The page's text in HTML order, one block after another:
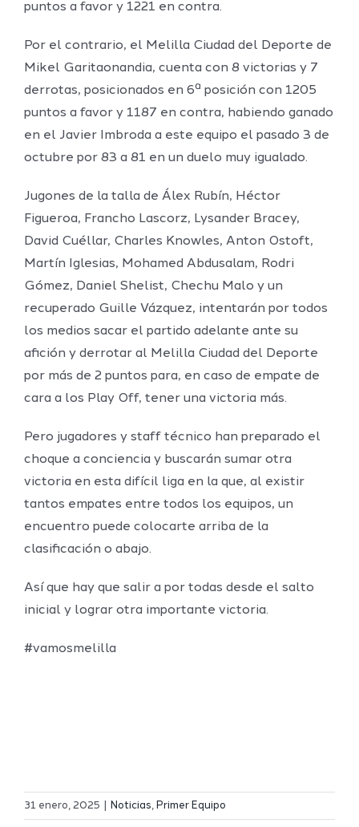
puntos a favor y 1221 en contra.
Por el contrario, el Melilla Ciudad del Deporte de
Mikel Garitaonandia, cuenta con 8 victorias y 7
derrotas, posicionados en 6ª posición con 1205
puntos a favor y 1187 en contra, habiendo ganado
en el Javier Imbroda a este equipo el pasado 3 de
octubre por 83 a 81 en un duelo muy igualado.
Jugones de la talla de Álex Rubín, Héctor
Figueroa, Francho Lascorz, Lysander Bracey,
David Cuéllar, Charles Knowles, Anton Ostoft,
Martín Iglesias, Mohamed Abdusalam, Rodri
Gómez, Daniel Shelist, Chechu Malo y un
recuperado Guille Vázquez, intentarán por todos
los medios sacar el partido adelante ante su
afición y derrotar al Melilla Ciudad del Deporte
por más de 2 puntos para, en caso de empate de
cara a los Play Off, tener una victoria más.
Pero jugadores y staff técnico han preparado el
choque a conciencia y buscarán sumar otra
victoria en esta difícil liga en la que, al existir
tantos empates entre todos los equipos, un
encuentro puede colocarte arriba de la
clasificación o abajo.
Así que hay que salir a por todas desde el salto
inicial y lograr otra importante victoria.
#vamosmelilla
31 enero, 2025 Noticias, Primer Equipo
El Melilla